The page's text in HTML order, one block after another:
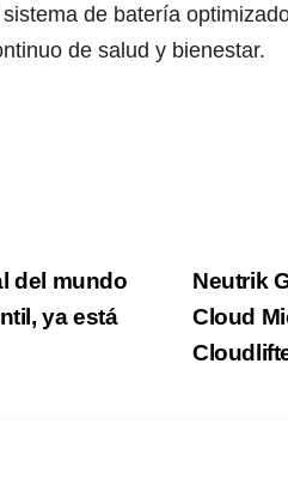
de batería
de salud y bienestar.
Neutrik
Cloud
del mundo
ya está